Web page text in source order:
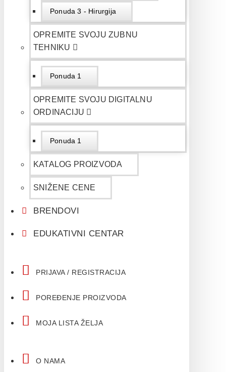
Ponuda 3 - Hirurgija
OPREMITE SVOJU ZUBNU
TEHNIKU
Ponuda 1
OPREMITE SVOJU DIGITALNU
ORDINACIJU
Ponuda 1
KATALOG PROIZVODA
SNIŽENE CENE
BRENDOVI
EDUKATIVNI CENTAR
PRIJAVA / REGISTRACIJA
POREĐENJE PROIZVODA
MOJA LISTA ŽELJA
O NAMA